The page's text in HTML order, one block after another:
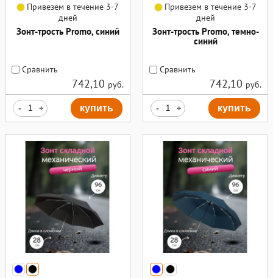
Привезем в течение 3-7
дней
Зонт-трость Promo, синий
Сравнить
742,10 руб.
- + купить
Привезем в течение 3-7
дней
Зонт-трость Promo, темно-
синий
Сравнить
742,10 руб.
- + купить